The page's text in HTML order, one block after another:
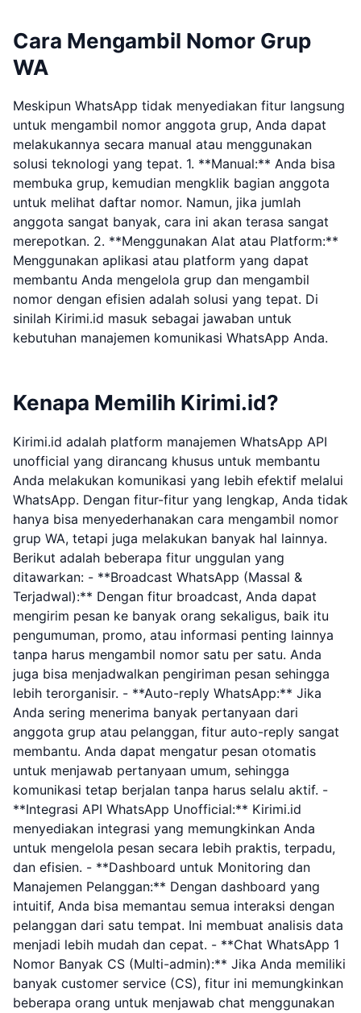
Cara Mengambil Nomor Grup
WA
Meskipun WhatsApp tidak menyediakan fitur langsung
untuk mengambil nomor anggota grup, Anda dapat
melakukannya secara manual atau menggunakan
solusi teknologi yang tepat. 1. **Manual:** Anda bisa
membuka grup, kemudian mengklik bagian anggota
untuk melihat daftar nomor. Namun, jika jumlah
anggota sangat banyak, cara ini akan terasa sangat
merepotkan. 2. **Menggunakan Alat atau Platform:**
Menggunakan aplikasi atau platform yang dapat
membantu Anda mengelola grup dan mengambil
nomor dengan efisien adalah solusi yang tepat. Di
sinilah Kirimi.id masuk sebagai jawaban untuk
kebutuhan manajemen komunikasi WhatsApp Anda.
Kenapa Memilih Kirimi.id?
Kirimi.id adalah platform manajemen WhatsApp API
unofficial yang dirancang khusus untuk membantu
Anda melakukan komunikasi yang lebih efektif melalui
WhatsApp. Dengan fitur-fitur yang lengkap, Anda tidak
hanya bisa menyederhanakan cara mengambil nomor
grup WA, tetapi juga melakukan banyak hal lainnya.
Berikut adalah beberapa fitur unggulan yang
ditawarkan: - **Broadcast WhatsApp (Massal &
Terjadwal):** Dengan fitur broadcast, Anda dapat
mengirim pesan ke banyak orang sekaligus, baik itu
pengumuman, promo, atau informasi penting lainnya
tanpa harus mengambil nomor satu per satu. Anda
juga bisa menjadwalkan pengiriman pesan sehingga
lebih terorganisir. - **Auto-reply WhatsApp:** Jika
Anda sering menerima banyak pertanyaan dari
anggota grup atau pelanggan, fitur auto-reply sangat
membantu. Anda dapat mengatur pesan otomatis
untuk menjawab pertanyaan umum, sehingga
komunikasi tetap berjalan tanpa harus selalu aktif. -
**Integrasi API WhatsApp Unofficial:** Kirimi.id
menyediakan integrasi yang memungkinkan Anda
untuk mengelola pesan secara lebih praktis, terpadu,
dan efisien. - **Dashboard untuk Monitoring dan
Manajemen Pelanggan:** Dengan dashboard yang
intuitif, Anda bisa memantau semua interaksi dengan
pelanggan dari satu tempat. Ini membuat analisis data
menjadi lebih mudah dan cepat. - **Chat WhatsApp 1
Nomor Banyak CS (Multi-admin):** Jika Anda memiliki
banyak customer service (CS), fitur ini memungkinkan
beberapa orang untuk menjawab chat menggunakan